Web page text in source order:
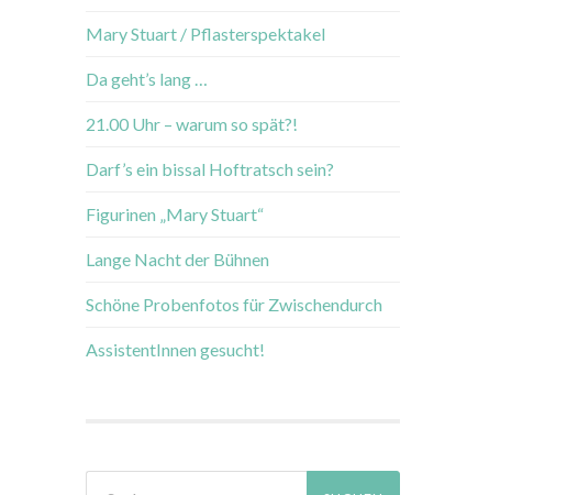
Mary Stuart / Pflasterspektakel
Da geht’s lang …
21.00 Uhr – warum so spät?!
Darf’s ein bissal Hoftratsch sein?
Figurinen „Mary Stuart“
Lange Nacht der Bühnen
Schöne Probenfotos für Zwischendurch
AssistentInnen gesucht!